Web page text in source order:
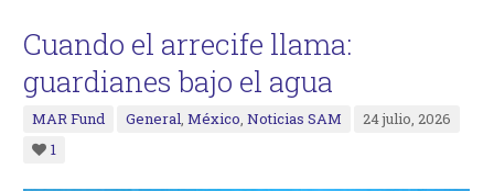
Cuando el arrecife llama:
guardianes bajo el agua
MAR Fund General,México,Noticias SAM
24 julio, 2026
1